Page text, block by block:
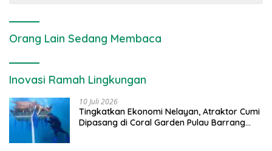
Orang Lain Sedang Membaca
Inovasi Ramah Lingkungan
10 Juli 2026
Tingkatkan Ekonomi Nelayan, Atraktor Cumi
Dipasang di Coral Garden Pulau Barrang